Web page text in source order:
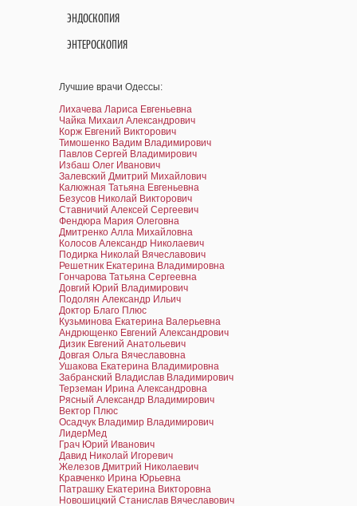
ЭНДОСКОПИЯ
ЭНТЕРОСКОПИЯ
Лучшие врачи Одессы:
Лихачева Лариса Евгеньевна
Чайка Михаил Александрович
Корж Евгений Викторович
Тимошенко Вадим Владимирович
Павлов Сергей Владимирович
Избаш Олег Иванович
Залевский Дмитрий Михайлович
Калюжная Татьяна Евгеньевна
Безусов Николай Викторович
Ставничий Алексей Сергеевич
Фендюра Мария Олеговна
Дмитренко Алла Михайловна
Колосов Александр Николаевич
Подирка Николай Вячеславович
Решетник Екатерина Владимировна
Гончарова Татьяна Сергеевна
Довгий Юрий Владимирович
Подолян Александр Ильич
Доктор Благо Плюс
Кузьминова Екатерина Валерьевна
Андрющенко Евгений Александрович
Дизик Евгений Анатольевич
Довгая Ольга Вячеславовна
Ушакова Екатерина Владимировна
Забранский Владислав Владимирович
Терземан Ирина Александровна
Рясный Александр Владимирович
Вектор Плюс
Осадчук Владимир Владимирович
ЛидерМед
Грач Юрий Иванович
Давид Николай Игоревич
Железов Дмитрий Николаевич
Кравченко Ирина Юрьевна
Патрашку Екатерина Викторовна
Новошицкий Станислав Вячеславович